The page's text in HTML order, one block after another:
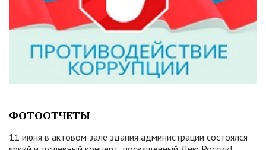
ФОТООТЧЕТЫ
11 июня в актовом зале здания администрации состоялся